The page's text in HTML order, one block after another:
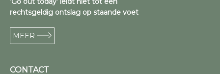
rechtsgeldig ontslag op staande voet
MEER
CONTACT